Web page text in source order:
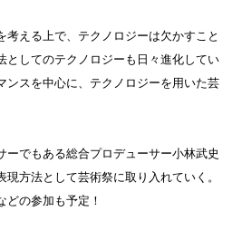
考える上で、テクノロジーは欠かすこと
としてのテクノロジーも日々進化してい
ンスを中心に、テクノロジーを用いた芸
ーでもある総合プロデューサー小林武史
方法として芸術祭に取り入れていく。
どの参加も予定！